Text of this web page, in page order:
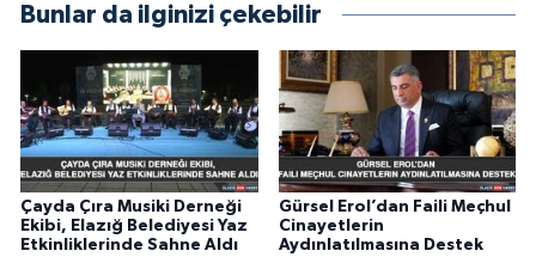
Bunlar da ilginizi çekebilir
Çayda Çıra Musiki Derneği
Ekibi, Elazığ Belediyesi Yaz
Etkinliklerinde Sahne Aldı
Gürsel Erol’dan Faili Meçhul
Cinayetlerin
Aydınlatılmasına Destek